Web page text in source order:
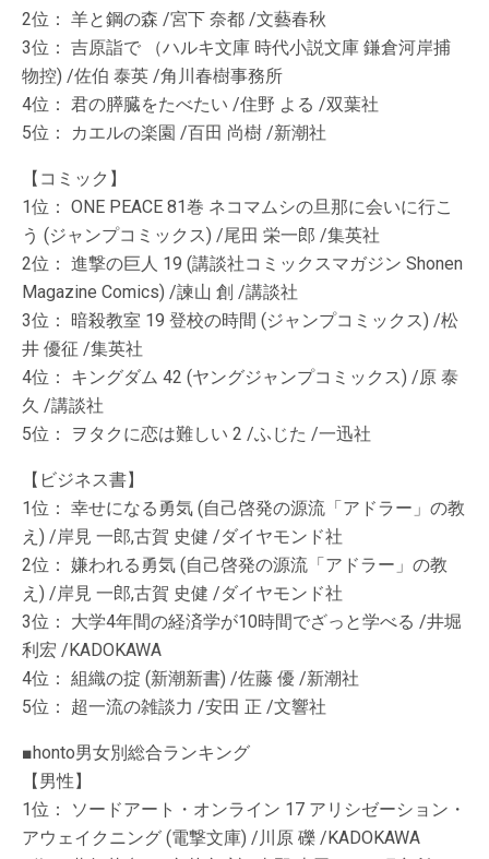
2位： 羊と鋼の森 /宮下 奈都 /文藝春秋
3位： 吉原詣で （ハルキ文庫 時代小説文庫 鎌倉河岸捕
物控) /佐伯 泰英 /角川春樹事務所
4位： 君の膵臓をたべたい /住野 よる /双葉社
5位： カエルの楽園 /百田 尚樹 /新潮社
【コミック】
1位： ONE PEACE 81巻 ネコマムシの旦那に会いに行こ
う (ジャンプコミックス) /尾田 栄一郎 /集英社
2位： 進撃の巨人 19 (講談社コミックスマガジン Shonen
Magazine Comics) /諫山 創 /講談社
3位： 暗殺教室 19 登校の時間 (ジャンプコミックス) /松
井 優征 /集英社
4位： キングダム 42 (ヤングジャンプコミックス) /原 泰
久 /講談社
5位： ヲタクに恋は難しい 2 /ふじた /一迅社
【ビジネス書】
1位： 幸せになる勇気 (自己啓発の源流「アドラー」の教
え) /岸見 一郎,古賀 史健 /ダイヤモンド社
2位： 嫌われる勇気 (自己啓発の源流「アドラー」の教
え) /岸見 一郎,古賀 史健 /ダイヤモンド社
3位： 大学4年間の経済学が10時間でざっと学べる /井堀
利宏 /KADOKAWA
4位： 組織の掟 (新潮新書) /佐藤 優 /新潮社
5位： 超一流の雑談力 /安田 正 /文響社
■honto男女別総合ランキング
【男性】
1位： ソードアート・オンライン 17 アリシゼーション・
アウェイクニング (電撃文庫) /川原 礫 /KADOKAWA